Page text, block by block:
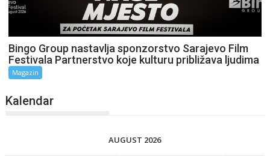
Bingo Group nastavlja sponzorstvo Sarajevo Film
Festivala Partnerstvo koje kulturu približava ljudima
Magazin
Kalendar
AUGUST 2026